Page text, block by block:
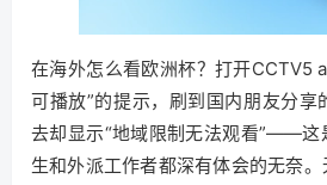
在海外怎么看欧洲杯？打开CCTV5
可播放”的提示，刷到国内朋友分享
去却显示“地域限制无法观看”——这
生和外派工作者都深有体会的无奈。